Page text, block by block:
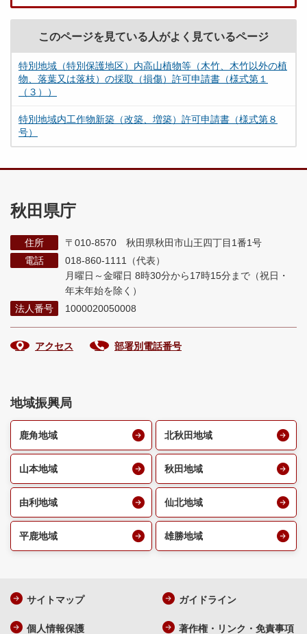
このページを見ている人がよく見ているページ
特別地域（特別保護地区）内高山植物等（木竹、木竹以外の植
物、落葉又は落枝）の採取（損傷）許可申請書（様式第１
（３））
特別地域内工作物新築（改築、増築）許可申請書（様式第８
号）
秋田県庁
住所
〒010-8570 秋田県秋田市山王四丁目1番1号
電話
018-860-1111（代表）
月曜日～金曜日 8時30分から17時15分まで （祝日・
年末年始を除く）
法人番号
1000020050008
アクセス 部署別電話番号
地域振興局
鹿角地域 北秋田地域
山本地域 秋田地域
由利地域 仙北地域
平鹿地域 雄勝地域
サイトマップ ガイドライン
個人情報保護 著作権・リンク・免責事項